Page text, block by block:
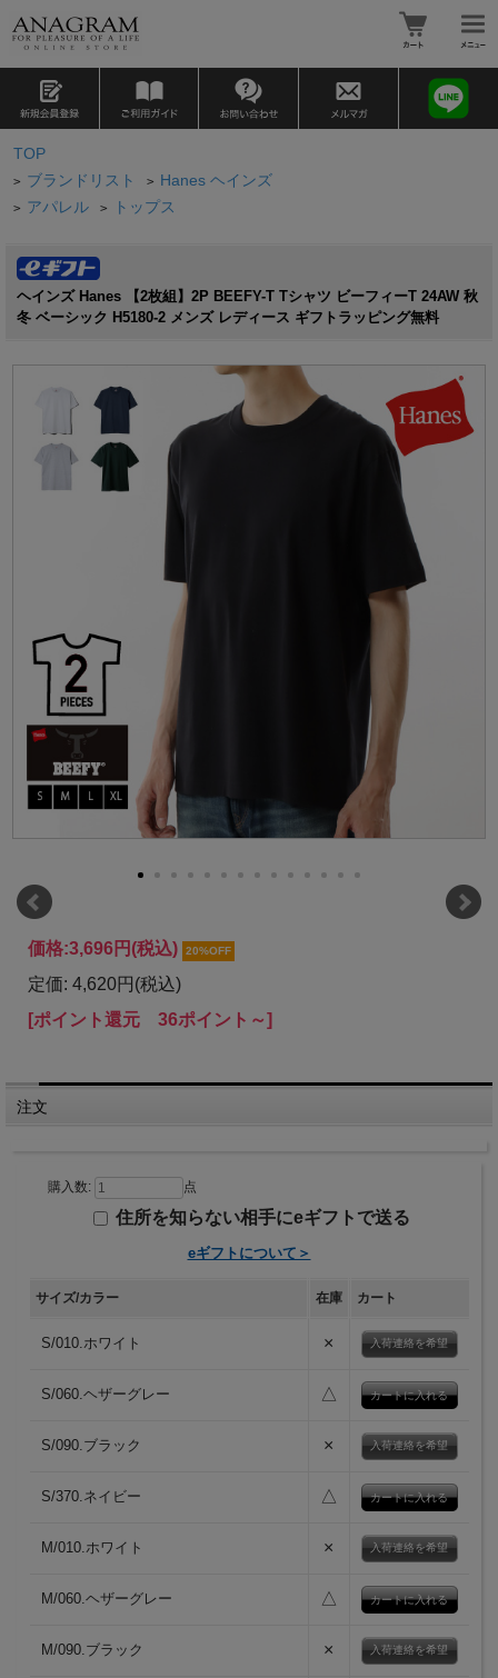
TOP
> ブランドリスト > Hanes ヘインズ
> アパレル > トップス
ヘインズ Hanes 【2枚組】2P BEEFY-T Tシャツ ビーフィーT 24AW 秋
冬 ベーシック H5180-2 メンズ レディース ギフトラッピング無料
価格:3,696円 (税込) 20%OFF
定価: 4,620円(税込)
[ポイント還元 36ポイント～]
注文
購入数: 点
住所を知らない相手にeギフトで送る
eギフトについて＞
サイズ/カラー 在庫 カート
S/010.ホワイト × 入荷連絡を希望
S/060.ヘザーグレー △
S/090.ブラック × 入荷連絡を希望
S/370.ネイビー △
M/010.ホワイト × 入荷連絡を希望
M/060.ヘザーグレー △
M/090.ブラック × 入荷連絡を希望